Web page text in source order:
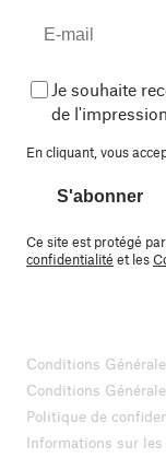
Je souhaite
de
En cliquant, vous
S'abonner
Ce site est protégé
confidentialité et les
Conditions
Conditions
Politique de
Informations sur les